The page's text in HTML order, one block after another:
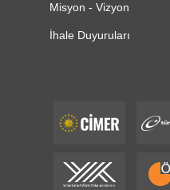
Misyon - Vizyon
İhale Duyuruları